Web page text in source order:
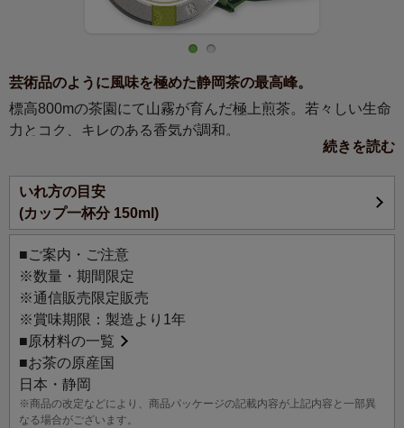
芸術品のように風味を極めた静岡茶の最高峰。
標高800mの茶園にて山霧が育んだ極上煎茶。若々しい生命
力とコク、キレのある香気が調和。
【お茶の情報】
品種：やぶきた、大棟（おおむね）
※大棟はやぶきた実生からの選別品種。大正初期、静岡県
安倍郡清沢村の篤農家・大棟藤吉氏が、在来茶園から選抜
し「大棟(おおむね)」と命名した。品種登録はされていな
い。
茶葉：一芯二葉
水色：透明感のある黄色
風味：低めの温度（75度）でいれると甘みやまろやかさが
楽しめ、温度を上げるとうまみや力強さが立ち現れる。
【仕上げ】浅蒸し
続きを読む
いれ方の目安
(カップ一杯分 150ml)
■ご案内・ご注意
※数量・期間限定
※通信販売限定販売
※賞味期限：製造より1年
■原材料の一覧
■お茶の原産国
日本・静岡
※商品の改定などにより、商品パッケージの記載内容が上記内容と一部異
なる場合がございます。